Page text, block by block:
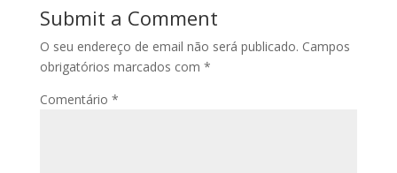
Submit a Comment
O seu endereço de email não será publicado. Campos
obrigatórios marcados com *
Comentário *